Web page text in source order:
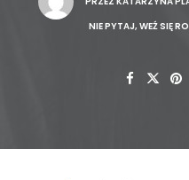
NIE PYTAJ, WEŹ SIĘ